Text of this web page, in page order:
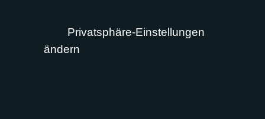
Privatsphäre-Einstellungen
ändern